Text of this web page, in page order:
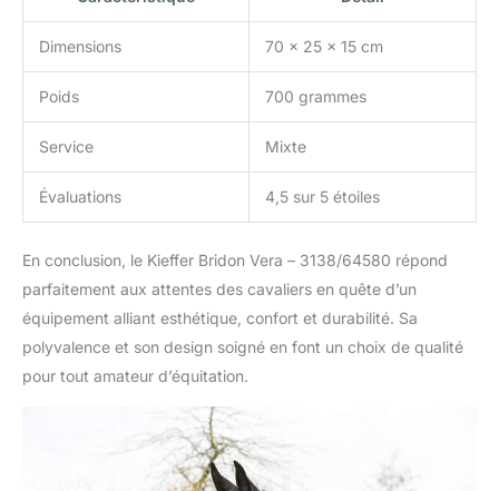
Dimensions 70 x 25 x 15 cm
Poids 700 grammes
Service Mixte
Évaluations 4,5 sur 5 étoiles
En conclusion, le Kieffer Bridon Vera – 3138/64580 répond
parfaitement aux attentes des cavaliers en quête d’un
équipement alliant esthétique, confort et durabilité. Sa
polyvalence et son design soigné en font un choix de qualité
pour tout amateur d’équitation.